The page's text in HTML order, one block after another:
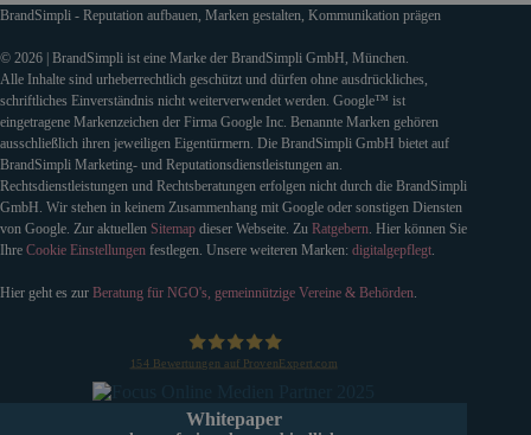
BrandSimpli - Reputation aufbauen, Marken gestalten, Kommunikation prägen
© 2026 | BrandSimpli ist eine Marke der BrandSimpli GmbH, München.
Alle Inhalte sind urheberrechtlich geschützt und dürfen ohne ausdrückliches,
schriftliches Einverständnis nicht weiterverwendet werden. Google™ ist
eingetragene Markenzeichen der Firma Google Inc. Benannte Marken gehören
ausschließlich ihren jeweiligen Eigentürmern. Die BrandSimpli GmbH bietet auf
BrandSimpli Marketing- und Reputationsdienstleistungen an.
Rechtsdienstleistungen und Rechtsberatungen erfolgen nicht durch die BrandSimpli
GmbH. Wir stehen in keinem Zusammenhang mit Google oder sonstigen Diensten
von Google. Zur aktuellen Sitemap dieser Webseite. Zu Ratgebern . Hier können Sie
Ihre Cookie Einstellungen festlegen. Unsere weiteren Marken: digitalgepflegt
Hier geht es zur Beratung für NGO's, gemeinnützige Vereine & Behörden
154 Bewertungen auf ProvenExpert.com
Whitepaper